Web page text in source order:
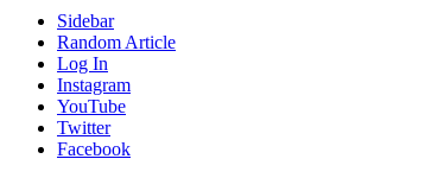
Sidebar
Random Article
Log In
Instagram
YouTube
Twitter
Facebook